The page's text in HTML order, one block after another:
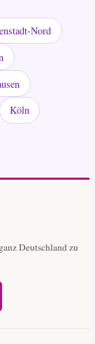
Nord
Köln
Deutschland zu